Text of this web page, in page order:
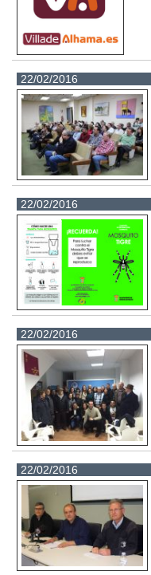
22/02/2016
22/02/2016
22/02/2016
22/02/2016